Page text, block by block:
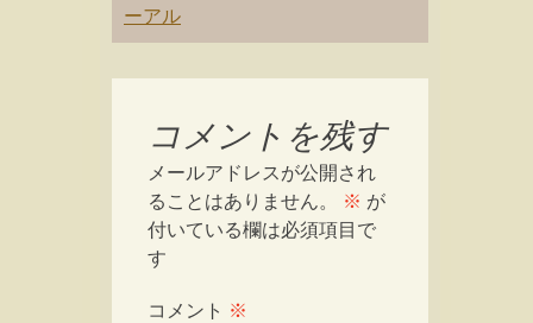
navigation
ーアル
コメントを残す
メールアドレスが公開され
ることはありません。
※ が
付いている欄は必須項目で
す
コメント ※